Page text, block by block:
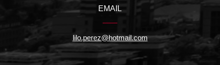
EMAIL
lilo.perez@hotmail.com